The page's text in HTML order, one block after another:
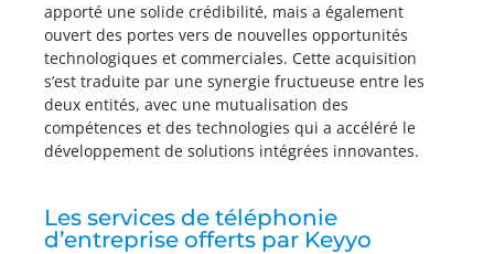
apporté une solide crédibilité, mais a également
ouvert des portes vers de nouvelles opportunités
technologiques et commerciales. Cette acquisition
s’est traduite par une synergie fructueuse entre les
deux entités, avec une mutualisation des
compétences et des technologies qui a accéléré le
développement de solutions intégrées innovantes.
Les services de téléphonie
d’entreprise offerts par Keyyo